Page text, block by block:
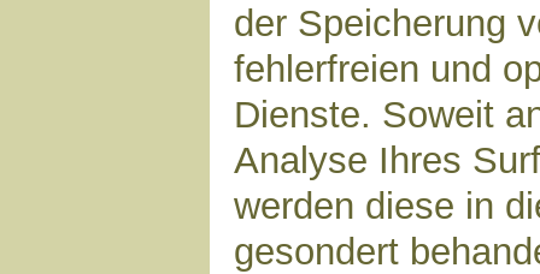
der Speicherung
fehlerfreien und
Dienste. Soweit
Analyse Ihres
werden diese in
gesondert